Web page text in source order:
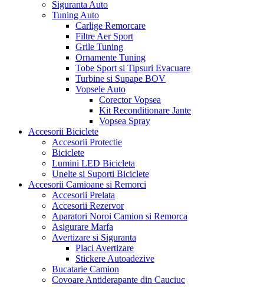
Siguranta Auto
Tuning Auto
Carlige Remorcare
Filtre Aer Sport
Grile Tuning
Ornamente Tuning
Tobe Sport si Tipsuri Evacuare
Turbine si Supape BOV
Vopsele Auto
Corector Vopsea
Kit Reconditionare Jante
Vopsea Spray
Accesorii Biciclete
Accesorii Protectie
Biciclete
Lumini LED Bicicleta
Unelte si Suporti Biciclete
Accesorii Camioane si Remorci
Accesorii Prelata
Accesorii Rezervor
Aparatori Noroi Camion si Remorca
Asigurare Marfa
Avertizare si Siguranta
Placi Avertizare
Stickere Autoadezive
Bucatarie Camion
Covoare Antiderapante din Cauciuc